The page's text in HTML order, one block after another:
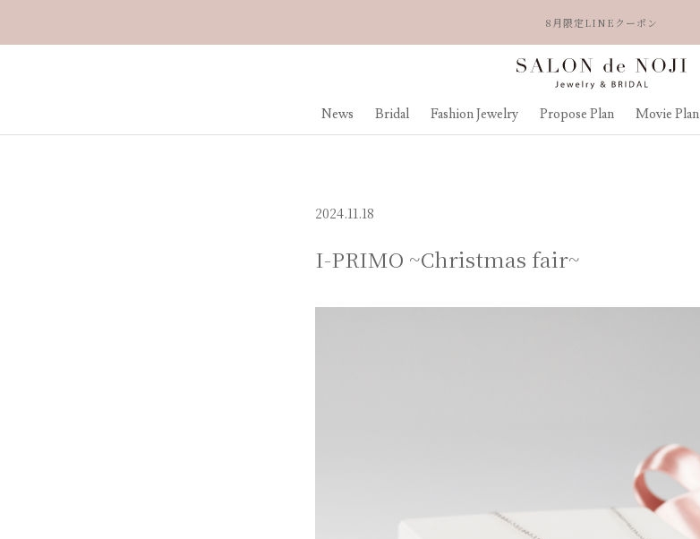
8月限定LINEクーポン
News Bridal Fashion Jewelry Propose Plan Movie Plan
2024.11.18
I-PRIMO ~Christmas fair~